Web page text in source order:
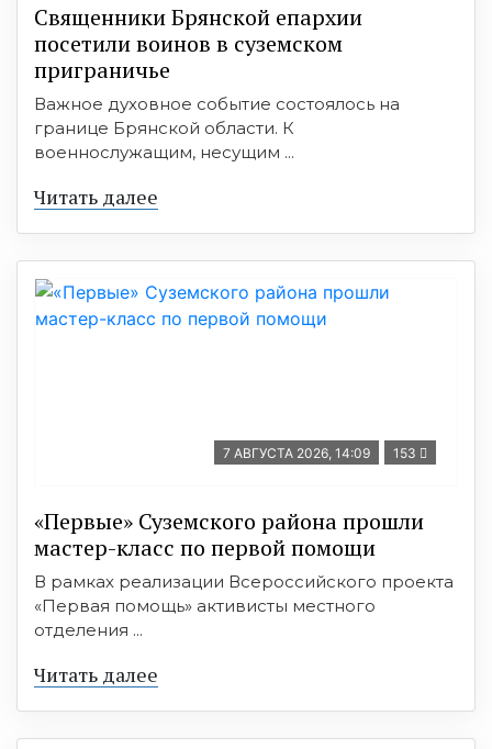
Священники Брянской епархии
посетили воинов в суземском
приграничье
Важное духовное событие состоялось на
границе Брянской области. К
военнослужащим, несущим ...
Читать далее
7 АВГУСТА 2026, 14:09 153
«Первые» Суземского района прошли
мастер-класс по первой помощи
В рамках реализации Всероссийского проекта
«Первая помощь» активисты местного
отделения ...
Читать далее